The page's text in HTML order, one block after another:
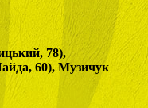
78),
60), Музичук